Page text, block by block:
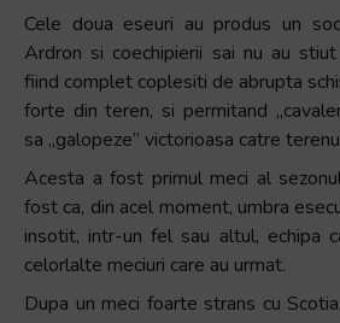
Cele doua eseuri au produs un
Ardron si coechipierii sai nu au
fiind complet coplesiti de abrupta
forte din teren, si permitand
sa „galopeze” victorioasa catre
Acesta a fost primul meci al
fost ca, din acel moment, umbra
insotit, intr-un fel sau altul, echipa
celorlalte meciuri care au urmat.
Dupa un meci foarte strans cu